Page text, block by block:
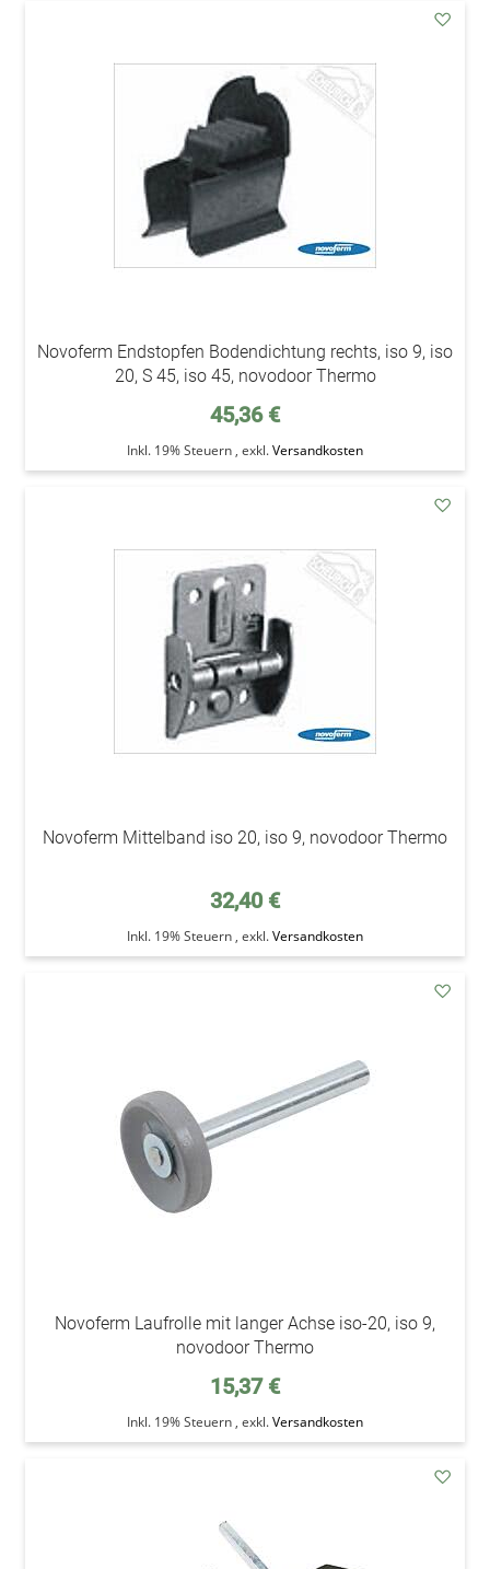
Novoferm Endstopfen Bodendichtung rechts, iso 9, iso
20, S 45, iso 45, novodoor Thermo
45,36 €
Inkl. 19% Steuern , exkl.Versandkosten
Novoferm Mittelband iso 20, iso 9, novodoor Thermo
32,40 €
Inkl. 19% Steuern , exkl.Versandkosten
Novoferm Laufrolle mit langer Achse iso-20, iso 9,
novodoor Thermo
15,37 €
Inkl. 19% Steuern , exkl.Versandkosten